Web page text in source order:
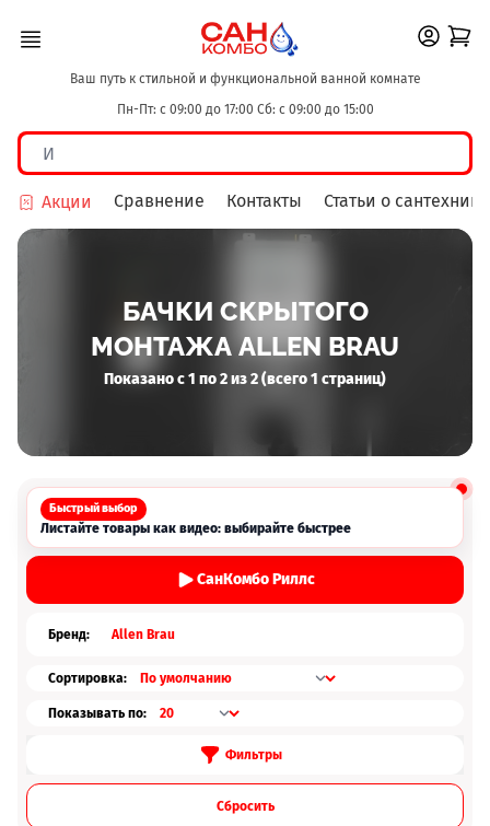
Ваш путь к стильной и функциональной ванной комнате
Пн-Пт: с 09:00 до 17:00 Сб: с 09:00 до 15:00
Акции Сравнение Контакты Статьи о сантехнике
БАЧКИ СКРЫТОГО
МОНТАЖА ALLEN BRAU
Показано с 1 по 2 из 2 (всего 1 страниц)
Быстрый выбор
Листайте товары как видео: выбирайте быстрее
СанКомбо Риллс
Бренд: Allen Brau
Сортировка:
Показывать по:
Фильтры
Cбросить